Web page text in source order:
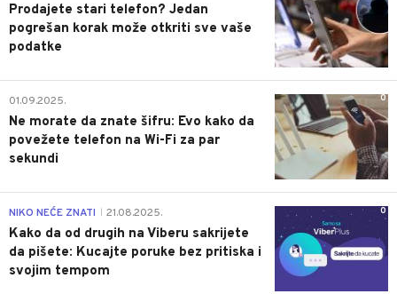
Prodajete stari telefon? Jedan
pogrešan korak može otkriti sve vaše
podatke
0
01.09.2025.
Ne morate da znate šifru: Evo kako da
povežete telefon na Wi-Fi za par
sekundi
0
NIKO NEĆE ZNATI 21.08.2025.
Kako da od drugih na Viberu sakrijete
da pišete: Kucajte poruke bez pritiska i
svojim tempom